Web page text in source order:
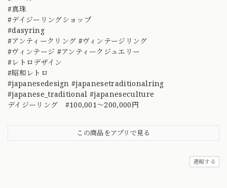
#真珠
#デイジーリングショップ
#dasyring
#アンティークリング #ヴィンテージリング
#ヴィンテージ #アンティークジュエリー
#レトロデザイン
#昭和レトロ
#japanesedesign #japanesetraditionalring
#japanese_traditional #japaneseculture
デイジーリング #100,001～200,000円
この商品をアプリで見る
通報する